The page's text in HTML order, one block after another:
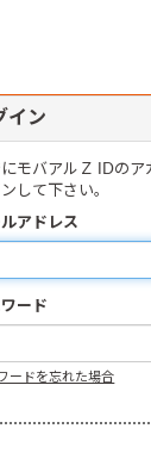
イン
モバアルＺ IDの
して下さい。
アドレス
ード
ードを忘れた場合